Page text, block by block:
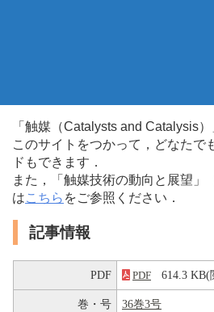
「触媒（Catalysts and Catalysis
このサイトをつかって，どなたで
ドもできます．
また，「触媒技術の動向と展望
はこちら をご参照ください．
記事情報
PDF PDF 614.3 KB(
巻・号 36巻3号